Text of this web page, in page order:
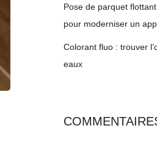
Pose de parquet
pour moderniser un
Colorant fluo : trouver
eaux